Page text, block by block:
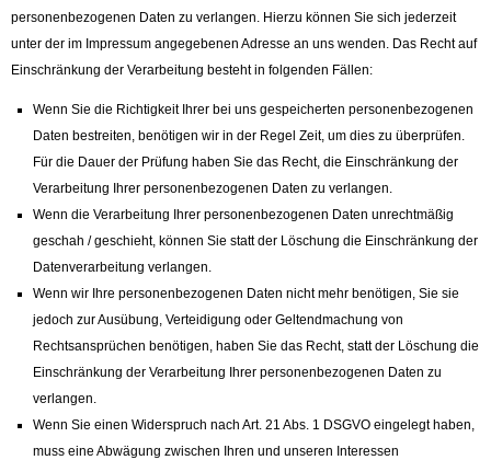
personenbezogenen Daten zu verlangen. Hierzu können Sie sich jederzeit
unter der im Impressum angegebenen Adresse an uns wenden. Das Recht auf
Einschränkung der Verarbeitung besteht in folgenden Fällen:
Wenn Sie die Richtigkeit Ihrer bei uns gespeicherten personenbezogenen
Daten bestreiten, benötigen wir in der Regel Zeit, um dies zu überprüfen.
Für die Dauer der Prüfung haben Sie das Recht, die Einschränkung der
Verarbeitung Ihrer personenbezogenen Daten zu verlangen.
Wenn die Verarbeitung Ihrer personenbezogenen Daten unrechtmäßig
geschah / geschieht, können Sie statt der Löschung die Einschränkung der
Datenverarbeitung verlangen.
Wenn wir Ihre personenbezogenen Daten nicht mehr benötigen, Sie sie
jedoch zur Ausübung, Verteidigung oder Geltendmachung von
Rechtsansprüchen benötigen, haben Sie das Recht, statt der Löschung die
Einschränkung der Verarbeitung Ihrer personenbezogenen Daten zu
verlangen.
Wenn Sie einen Widerspruch nach Art. 21 Abs. 1 DSGVO eingelegt haben,
muss eine Abwägung zwischen Ihren und unseren Interessen